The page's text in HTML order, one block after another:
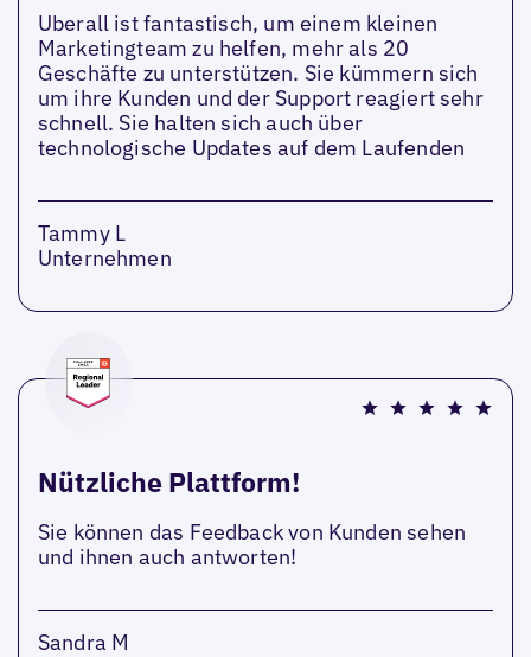
Uberall ist fantastisch, um einem kleinen
Marketingteam zu helfen, mehr als 20
Geschäfte zu unterstützen. Sie kümmern sich
um ihre Kunden und der Support reagiert sehr
schnell. Sie halten sich auch über
technologische Updates auf dem Laufenden
Tammy L
Unternehmen
Nützliche Plattform!
Sie können das Feedback von Kunden sehen
und ihnen auch antworten!
Sandra M